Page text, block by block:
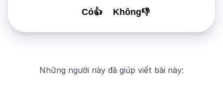
Có👍 Không👎
Những người này đã giúp viết bài này: